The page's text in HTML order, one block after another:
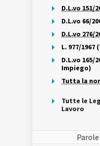
D.L.vo 151/
D.L.vo 66/
D.L.vo 276/
L. 977/
D.L.vo 165/
Impiego)
Tutta la
Tutte le
Lavoro